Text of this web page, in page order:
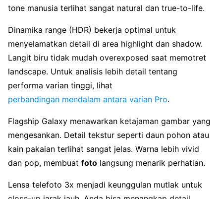
tone manusia terlihat sangat natural dan true-to-life.
Dinamika range (HDR) bekerja optimal untuk
menyelamatkan detail di area highlight dan shadow.
Langit biru tidak mudah overexposed saat memotret
landscape. Untuk analisis lebih detail tentang
performa varian tinggi, lihat
perbandingan mendalam antara varian Pro.
Flagship Galaxy menawarkan ketajaman gambar yang
mengesankan. Detail tekstur seperti daun pohon atau
kain pakaian terlihat sangat jelas. Warna lebih vivid
dan pop, membuat foto langsung menarik perhatian.
Lensa telefoto 3x menjadi keunggulan mutlak untuk